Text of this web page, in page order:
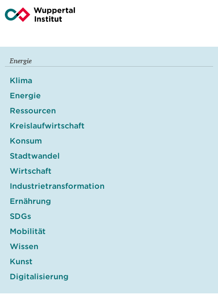
Energie
Klima
Energie
Ressourcen
Kreislaufwirtschaft
Konsum
Stadtwandel
Wirtschaft
Industrietransformation
Ernährung
SDGs
Mobilität
Wissen
Kunst
Digitalisierung